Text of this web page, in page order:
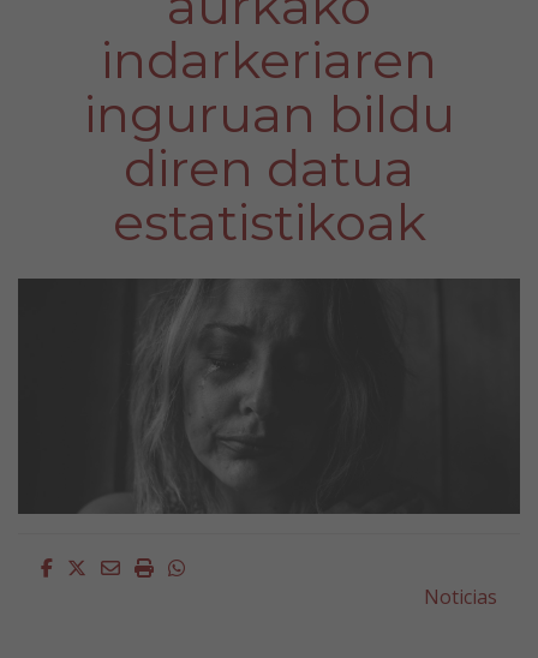
indarkeriaren
inguruan bildu
diren datua
estatistikoak
Facebook
Twitter
EmailImprimirWhatsapp
Noticias